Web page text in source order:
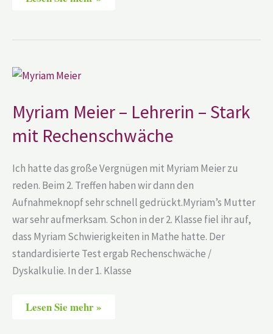
Myriam Meier – Lehrerin – Stark
mit Rechenschwäche
Ich hatte das große Vergnügen mit Myriam Meier zu
reden. Beim 2. Treffen haben wir dann den
Aufnahmeknopf sehr schnell gedrückt.Myriam’s Mutter
war sehr aufmerksam. Schon in der 2. Klasse fiel ihr auf,
dass Myriam Schwierigkeiten in Mathe hatte. Der
standardisierte Test ergab Rechenschwäche /
Dyskalkulie. In der 1. Klasse
Myriam
Meier
Lehrerin
–
Stark
mit
Rechenschwäche
Lesen Sie mehr »